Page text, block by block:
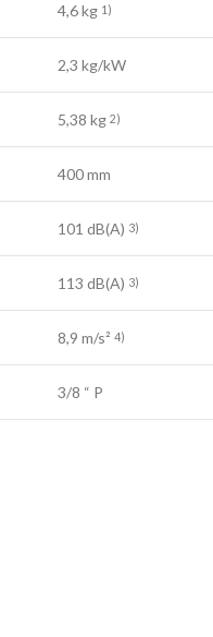
4,6 kg 1)
2,3 kg/kW
5,38 kg 2)
400 mm
101 dB(A) 3)
113 dB(A) 3)
8,9 m/s² 4)
3/8 “ P